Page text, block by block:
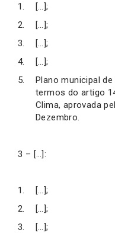
[…];
[…];
[…];
[…];
Plano municipal
termos do artigo
Clima, aprovada
Dezembro.
3 – […]:
[…];
[…];
[…];